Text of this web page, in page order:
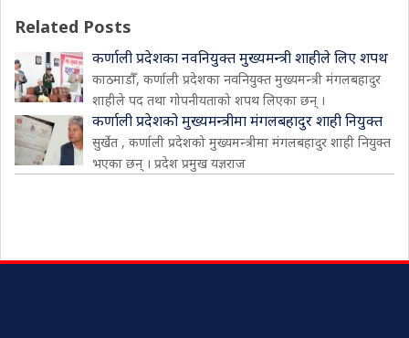
Related Posts
कर्णाली प्रदेशका नवनियुक्त मुख्यमन्त्री शाहीले लिए शपथ
काठमाडौँ, कर्णाली प्रदेशका नवनियुक्त मुख्यमन्त्री मंगलबहादुर
शाहीले पद तथा गोपनीयताको शपथ लिएका छन् ।
कर्णाली प्रदेशको मुख्यमन्त्रीमा मंगलबहादुर शाही नियुक्त
सुर्खेत , कर्णाली प्रदेशको मुख्यमन्त्रीमा मंगलबहादुर शाही नियुक्त
भएका छन् । प्रदेश प्रमुख यज्ञराज